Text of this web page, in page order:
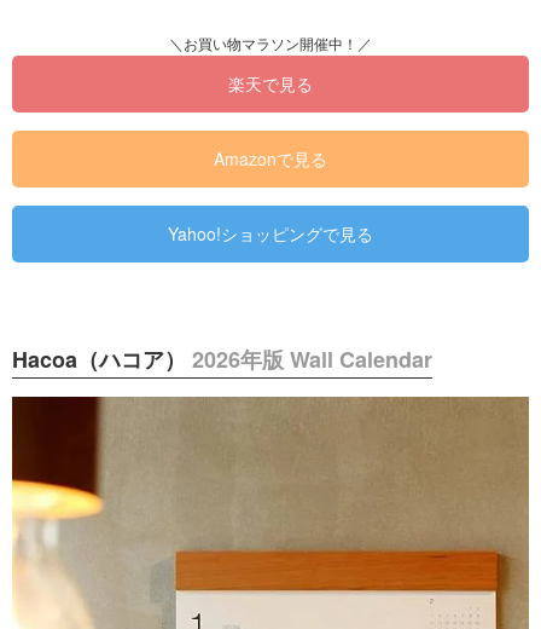
楽天で見る
Amazonで見る
Yahoo!ショッピングで見る
Hacoa（ハコア） 2026年版 Wall Calendar